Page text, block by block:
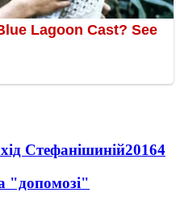
Стефанішиній20164